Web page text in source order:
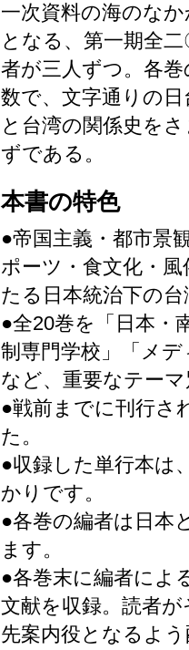
一次資料の海のな
となる、第一期全
者が三人ずつ。各
数で、文字通りの
と台湾の関係史を
ずである。
本書の特色
●帝国主義・都市景
ポーツ・食文化・
たる日本統治下の
●全20巻を「日本・
制専門学校」「メ
など、重要なテー
●戦前までに刊行さ
た。
●収録した単行本は
かりです。
●各巻の編者は日本
ます。
●各巻末に編者によ
文献を収録。読者
先案内役となるよ